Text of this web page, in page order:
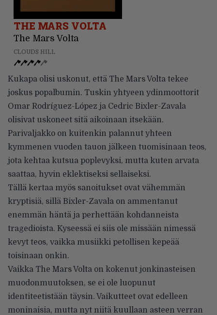
THE MARS VOLTA
The Mars Volta
CLOUDS HILL
Kukapa olisi uskonut, että The Mars Volta tekee
joskus popalbumin. Tuskin yhtyeen ydinmoottorit
Omar Rodríguez-López ja Cedric Bixler-Zavala
olisivat uskoneet sitä aikoinaan itsekään.
Parivaljakko on kuitenkin palannut yhteen
kymmenen vuoden tauon jälkeen tuomisinaan teos,
jota kehtaa kutsua poplevyksi, mutta kuten arvata
saattaa, hyvin eklektiseksi sellaiseksi.
Tällä kertaa myös sanoitukset ovat vähemmän
kryptisiä, sillä Bixler-Zavala on ammentanut
enemmän häntä ja perhettään kohdanneista
tragedioista. Kyseessä ei siis ole missään nimessä
kevyt teos, vaikka musiikki petollisen kepeää
toisinaan onkin.
Vaikka The Mars Volta on kokenut jonkinasteisen
muodonmuutoksen, se ei ole luopunut
identiteetistään täysin. Vaikutteet ovat edelleen
moninaisia, mutta nyt niitä kuullaan asteen verran